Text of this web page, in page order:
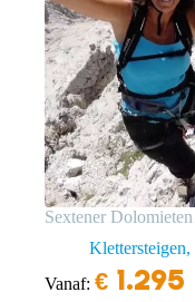
Sextener Dolomieten
Klettersteigen
Vanaf: € 1.295